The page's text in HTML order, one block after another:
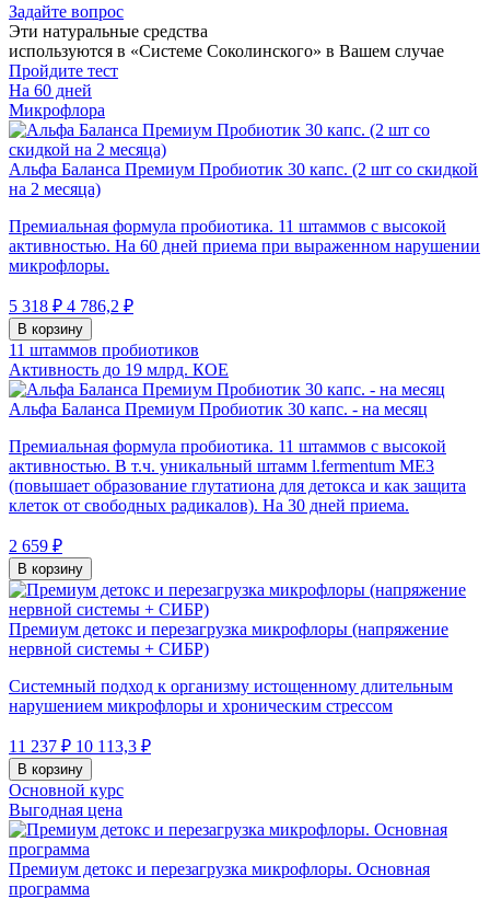
Задайте вопрос
Эти натуральные средства
используются в «Системе Соколинского» в Вашем случае
Пройдите тест
На 60 дней
Микрофлора
Альфа Баланса Премиум Пробиотик 30 капс. (2 шт со скидкой
на 2 месяца)
Премиальная формула пробиотика. 11 штаммов с высокой
активностью. На 60 дней приема при выраженном нарушении
микрофлоры.
5 318 ₽ 4 786,2 ₽
В корзину
11 штаммов пробиотиков
Активность до 19 млрд. КОЕ
Альфа Баланса Премиум Пробиотик 30 капс. - на месяц
Премиальная формула пробиотика. 11 штаммов с высокой
активностью. В т.ч. уникальный штамм l.fermentum МЕ3
(повышает образование глутатиона для детокса и как защита
клеток от свободных радикалов). На 30 дней приема.
2 659 ₽
В корзину
Премиум детокс и перезагрузка микрофлоры (напряжение
нервной системы + СИБР)
Системный подход к организму истощенному длительным
нарушением микрофлоры и хроническим стрессом
11 237 ₽ 10 113,3 ₽
В корзину
Основной курс
Выгодная цена
Премиум детокс и перезагрузка микрофлоры. Основная
программа